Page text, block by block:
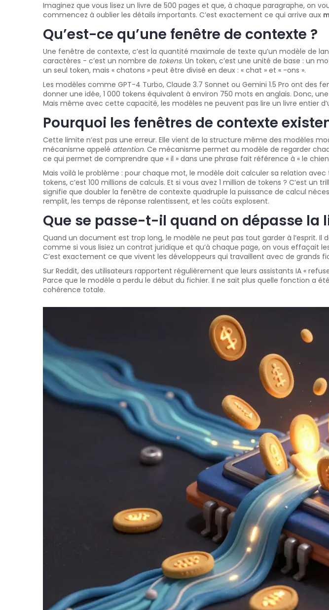
Imaginez que vous lisez un livre de 500 pages et que, à chaque paragraphe, on
commencez à oublier les détails importants. C’est exactement ce qui arrive aux
Qu’est-ce qu’une fenêtre de contexte ?
Une fenêtre de contexte, c’est la quantité maximale de texte qu’un modèle de
caractères - c’est un nombre de tokens. Un token, c’est une unité de base : un
un seul token, mais « chatons » peut être divisé en deux : « chat » et « -ons ».
Les modèles comme GPT-4 Turbo, Claude 3.7 Sonnet ou Gemini 1.5 Pro ont des
donner une idée, 1 000 tokens équivalent à environ 750 mots en anglais. Donc,
Mais même avec cette capacité, les modèles ne peuvent pas lire un livre entier
Pourquoi les fenêtres de contexte
Cette limite n’est pas une erreur. Elle vient de la structure même des modèles
mécanisme appelé attention. Ce mécanisme permet au modèle de regarder
ce qui permet de comprendre que « il » dans une phrase fait référence à « le
Mais voilà le problème : pour chaque mot, le modèle doit calculer sa relation avec
tokens, c’est 100 millions de calculs. Et si vous avez 1 million de tokens ? C’est
signifie que doubler la fenêtre de contexte quadruple la puissance de calcul
remplit, les temps de réponse ralentissent, et les coûts explosent.
Que se passe-t-il quand on dépasse la
Quand un document est trop long, le modèle ne peut pas tout garder à l’esprit. Il
comme si vous lisiez un contrat juridique et qu’à chaque page, on vous effaçait
C’est exactement ce que vivent les développeurs qui travaillent avec de grands
Sur Reddit, des utilisateurs rapportent régulièrement que leurs assistants IA «
Parce que le modèle a perdu le début du fichier. Il ne sait plus quelle fonction a
cohérence totale.